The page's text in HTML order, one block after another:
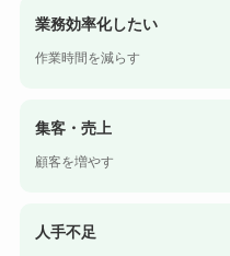
業務効率化したい
作業時間を減らす
集客・売上
顧客を増やす
人手不足